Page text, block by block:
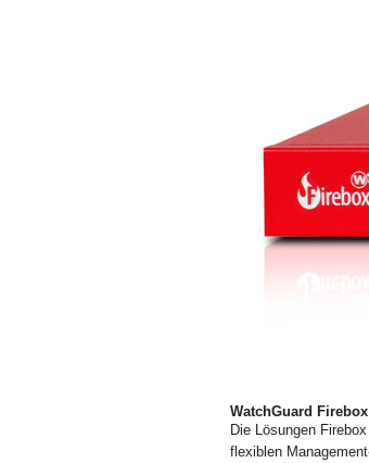
WatchGuard
Die Lösungen
flexiblen